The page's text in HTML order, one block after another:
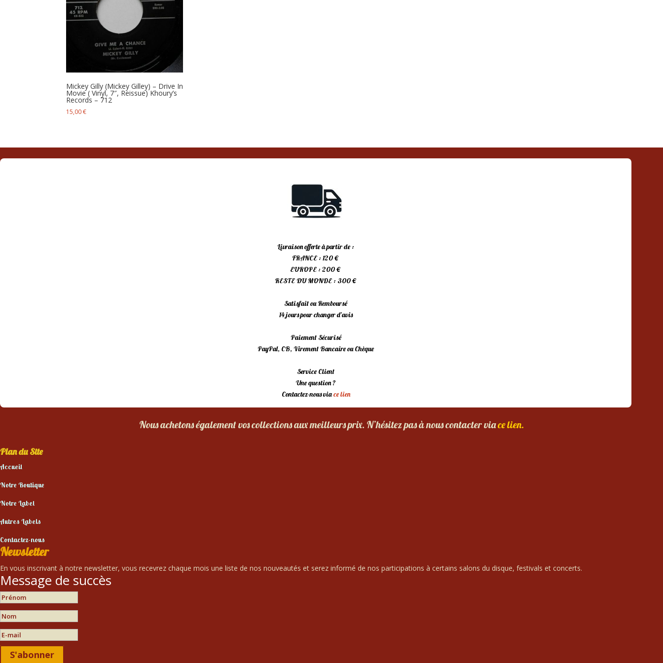
Mickey Gilly (Mickey Gilley) – Drive In
Movie ( Vinyl, 7″, Reissue) Khoury’s
Records – 712
15,00€
Livraison offerte à partir de :
FRANCE : 120 €
EUROPE : 200 €
RESTE DU MONDE : 300 €
Satisfait ou Remboursé
14 jours pour changer d’avis
Paiement Sécurisé
PayPal, CB, Virement Bancaire ou Chèque
Service Client
Une question ?
Contactez-nous viace lien
Nous achetons également vos collections aux meilleurs prix. N’hésitez pas à nous contacter viace lien.
Plan du Site
Accueil
Notre Boutique
Notre Label
Autres Labels
Contactez-nous
Newsletter
En vous inscrivant à notre newsletter, vous recevrez chaque mois une liste de nos nouveautés et serez informé de nos participations à certains salons du disque, festivals et concerts.
Message de succès
S'abonner